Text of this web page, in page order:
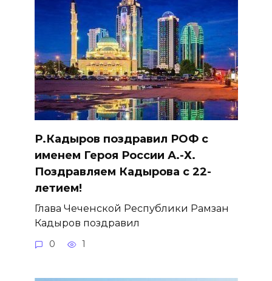
Р.Кадыров поздравил РОФ с
именем Героя России А.-Х.
Поздравляем Кадырова с 22-
летием!
Глава Чеченской Республики Рамзан
Кадыров поздравил
0 1